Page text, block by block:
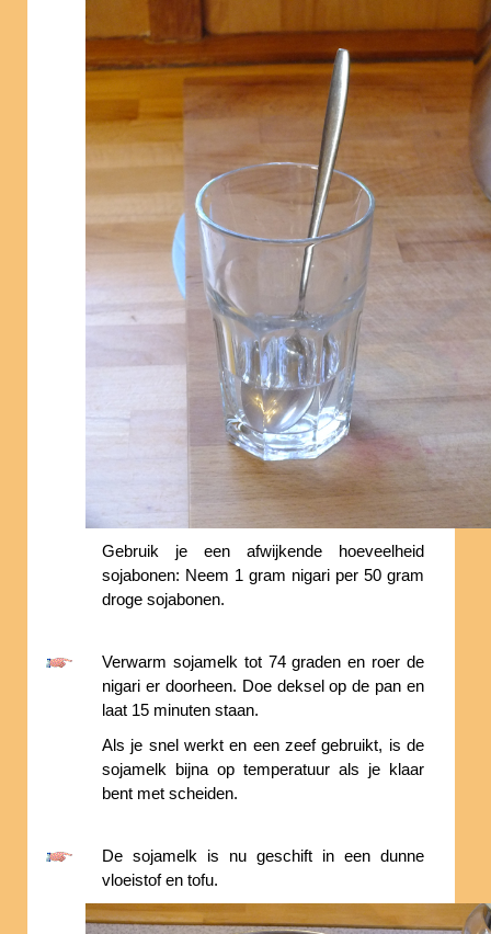
Gebruik je een afwijkende hoeveelheid
sojabonen: Neem 1 gram nigari per 50 gram
droge sojabonen.
Verwarm sojamelk tot 74 graden en roer de
nigari er doorheen. Doe deksel op de pan en
laat 15 minuten staan.
Als je snel werkt en een zeef gebruikt, is de
sojamelk bijna op temperatuur als je klaar
bent met scheiden.
De sojamelk is nu geschift in een dunne
vloeistof en tofu.